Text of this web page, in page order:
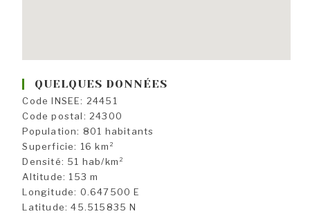
QUELQUES DONNÉES
Code INSEE: 24451
Code postal: 24300
Population: 801 habitants
Superficie: 16 km²
Densité: 51 hab/km²
Altitude: 153 m
Longitude: 0.647500 E
Latitude: 45.515835 N